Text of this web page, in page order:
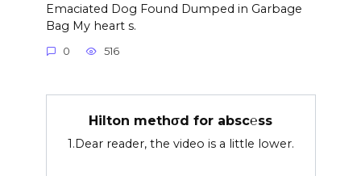
Emaciated Dog Found Dumped in Garbage
Bag My heart s.
0 516
Hilton methσd for absc℮ss
1.Dear reader, the video is a little lower.